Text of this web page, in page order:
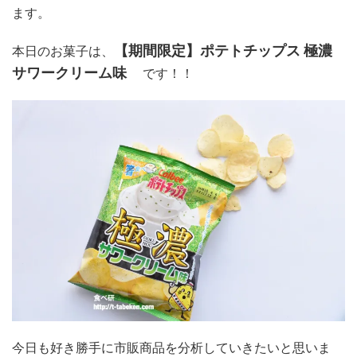
ます。
本日のお菓子は、
【期間限定】ポテトチップス 極濃
サワークリーム味
です！！
今日も好き勝手に市販商品を分析していきたいと思いま